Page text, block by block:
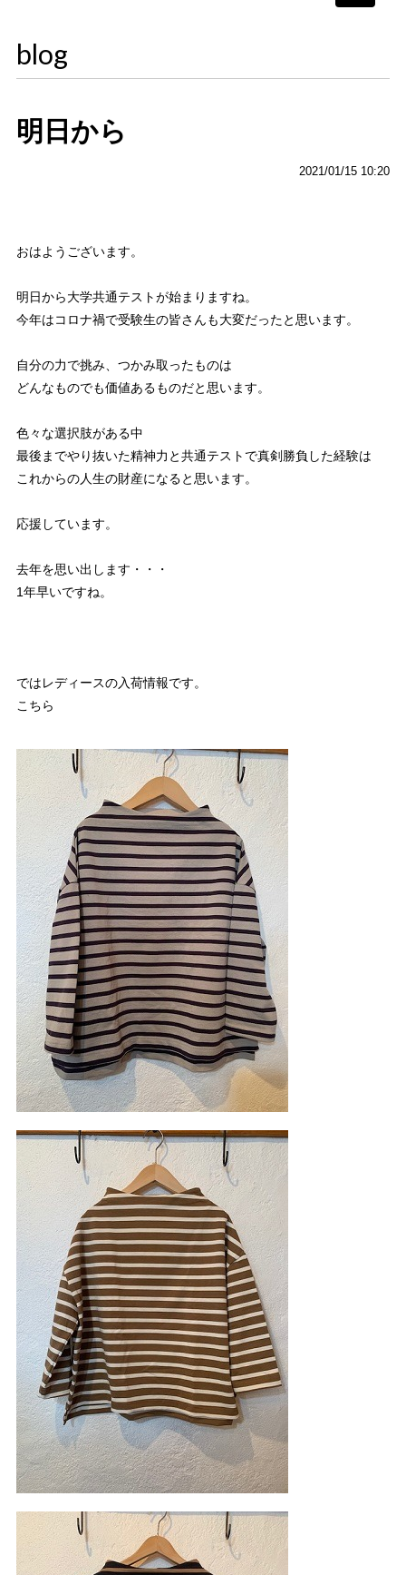
blog
明日から
2021/01/15 10:20
おはようございます。
明日から大学共通テストが始まりますね。
今年はコロナ禍で受験生の皆さんも大変だったと思います。
自分の力で挑み、つかみ取ったものは
どんなものでも価値あるものだと思います。
色々な選択肢がある中
最後までやり抜いた精神力と共通テストで真剣勝負した経験は
これからの人生の財産になると思います。
応援しています。
去年を思い出します・・・
1年早いですね。
ではレディースの入荷情報です。
こちら